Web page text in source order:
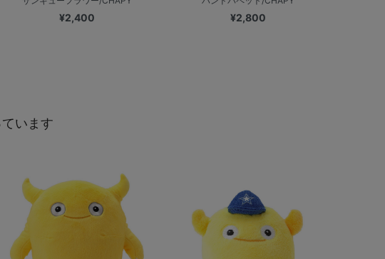
¥2,400 ¥2,800
います